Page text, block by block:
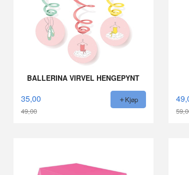
BALLERINA VIRVEL HENGEPYNT
35,00
49,00
Kjøp